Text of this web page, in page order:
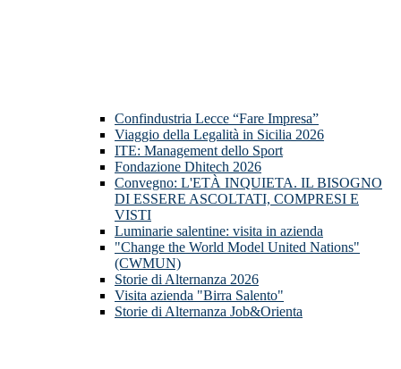
Confindustria Lecce “Fare Impresa”
Viaggio della Legalità in Sicilia 2026
ITE: Management dello Sport
Fondazione Dhitech 2026
Convegno: L'ETÀ INQUIETA. IL BISOGNO
DI ESSERE ASCOLTATI, COMPRESI E
VISTI
Luminarie salentine: visita in azienda
"Change the World Model United Nations"
(CWMUN)
Storie di Alternanza 2026
Visita azienda "Birra Salento"
Storie di Alternanza Job&Orienta